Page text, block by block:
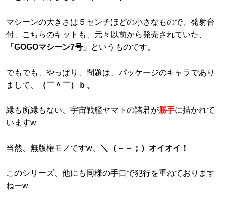
マシーンの大きさは５センチほどの小さなもので、発射台
付、こちらのキットも、元々以前から発売されていた、
「GOGOマシーン7号」 というものです。
でもでも、やっぱり、問題は、パッケージのキャラであり
まして、
（￣＾￣）ｂ、
縁も所縁もない、宇宙戦艦ヤマトの諸君が勝手に描かれて
いますw
当然、無版権モノですw、 ＼（－－；）オイオイ！
このシリーズ、他にも同様の手口で犯行を重ねております
ねーw